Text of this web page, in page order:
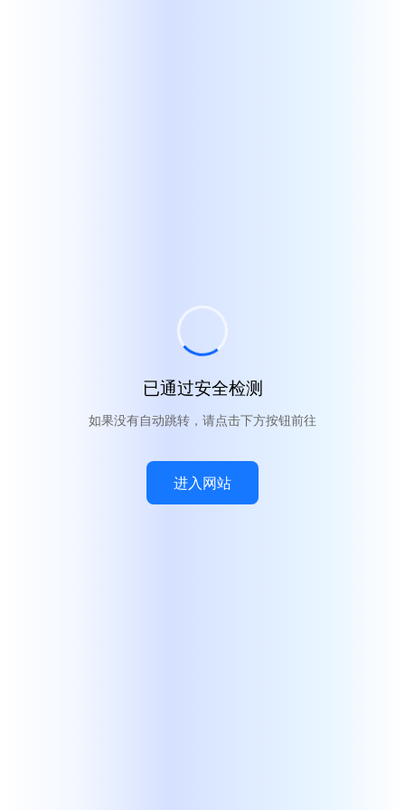
已通过安全检测
如果没有自动跳转，请点击下方按钮前往
进入网站